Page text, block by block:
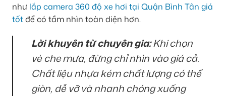
như lắp camera 360 độ xe hơi tại Quận Bình Tân giá
tốtđể có tầm nhìn toàn diện hơn.
Lời khuyên từ chuyên gia:Khi chọn
vè che mưa, đừng chỉ nhìn vào giá cả.
Chất liệu nhựa kém chất lượng có thể
giòn, dễ vỡ và nhanh chóng xuống